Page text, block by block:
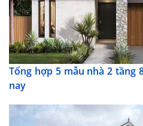
Tổng hợp 5 mẫu nhà 2 tầng
nay